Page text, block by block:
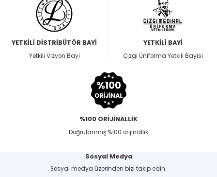
YETKİLİ DİSTRİBÜTÖR BAYİ
Yetkili Vizyon Bayi
YETKİLİ BAYİ
Çizgi Üniforma Yetkili Bayisi
%100 ORİJİNALLİK
Doğrulanmış %100 orijinallik
Sosyal Medya
Sosyal medya üzerinden bizi takip edin.